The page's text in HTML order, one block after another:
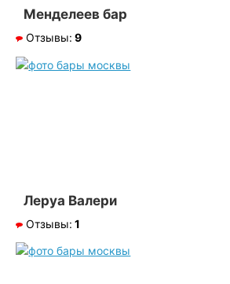
Менделеев бар
Отзывы: 9
Леруа Валери
Отзывы: 1